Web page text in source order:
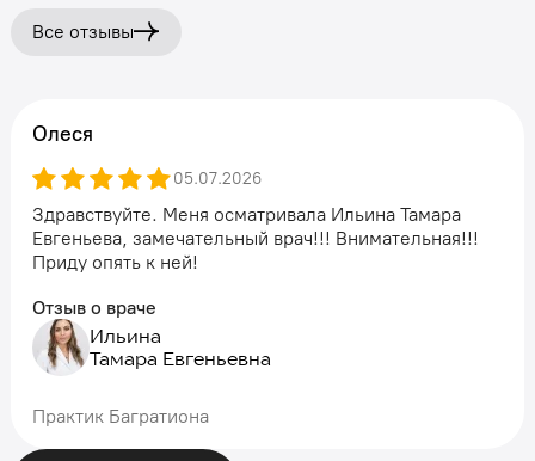
Все отзывы
Олеся
05.07.2026
Здравствуйте. Меня осматривала Ильина Тамара
Евгеньева, замечательный врач!!! Внимательная!!!
Приду опять к ней!
Отзыв о враче
Ильина
Тамара Евгеньевна
Практик Багратиона